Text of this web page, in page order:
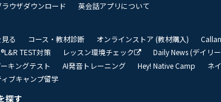
ウザダウンロード
英会話アプリについて
る コース・教材診断 オンラインストア (教材購入)
TEST対策
レッスン環境チェック Daily News (デイリ
キングテスト
AI発音トレーニング Hey! Native Camp ネ
ィブキャンプ留学
探す